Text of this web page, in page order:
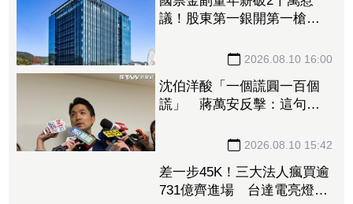
2026.08.10 16:00
議！股東第一銀開第一槍：
2026.08.10 16:00
謊」 蔣萬安反擊：這句套
2026.08.10 15:42